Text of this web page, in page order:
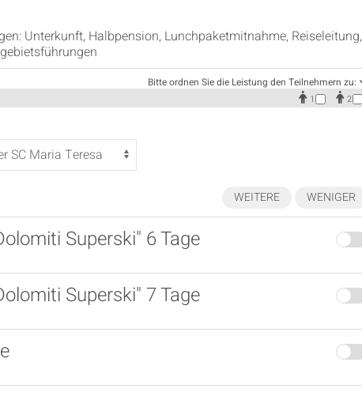
Unterkunft, Halbpension, Lunchpaketmitnahme, Reiseleitung,
Bitte ordnen Sie die Leistung den Teilnehmern zu:
1 2
WEITERE WENIGER
Superski" 6 Tage
Superski" 7 Tage